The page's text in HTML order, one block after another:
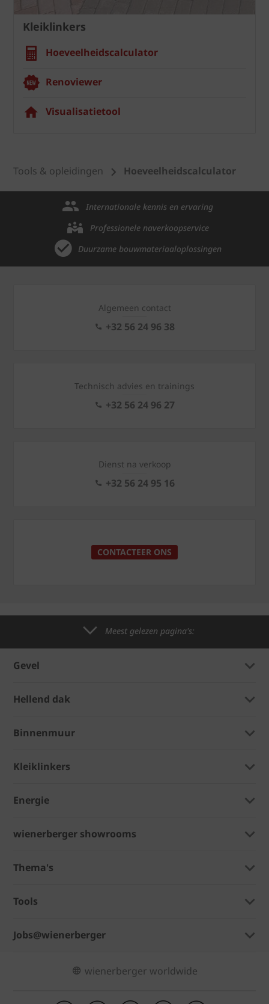
Kleiklinkers
Hoeveelheidscalculator
Renoviewer
Visualisatietool
Tools & opleidingen Hoeveelheidscalculator
Internationale kennis en ervaring
Professionele naverkoopservice
Duurzame bouwmateriaaloplossingen
Algemeen contact
+32 56 24 96 38
Technisch advies en trainings
+32 56 24 96 27
Dienst na verkoop
+32 56 24 95 16
CONTACTEER ONS
Meest gelezen pagina's:
Gevel
Hellend dak
Binnenmuur
Kleiklinkers
Energie
wienerberger showrooms
Thema's
Tools
Jobs@wienerberger
wienerberger worldwide